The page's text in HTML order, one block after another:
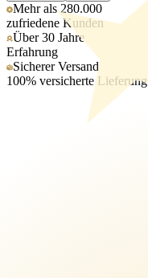
Mehr als 280.000
zufriedene Kunden
Über 30 Jahre
Erfahrung
Sicherer Versand
100% versicherte Lieferung